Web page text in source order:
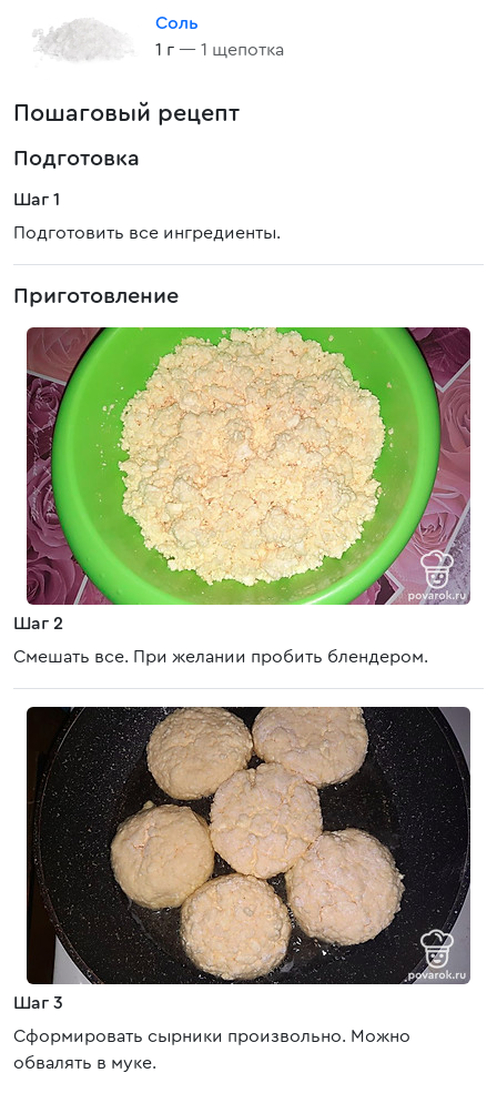
Соль
1 г — 1 щепотка
Пошаговый рецепт
Подготовка
Шаг 1
Подготовить все ингредиенты.
Приготовление
Шаг 2
Смешать все. При желании пробить блендером.
Шаг 3
Сформировать сырники произвольно. Можно
обвалять в муке.